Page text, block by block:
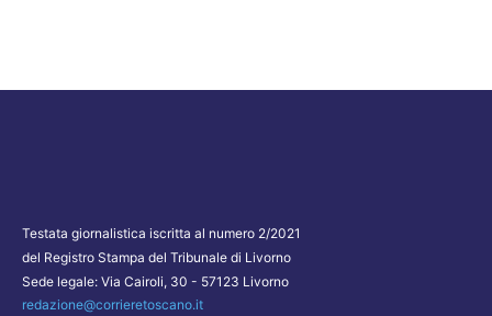
Testata giornalistica iscritta al numero 2/2021
del Registro Stampa del Tribunale di Livorno
Sede legale: Via Cairoli, 30 - 57123 Livorno
redazione@corrieretoscano.it